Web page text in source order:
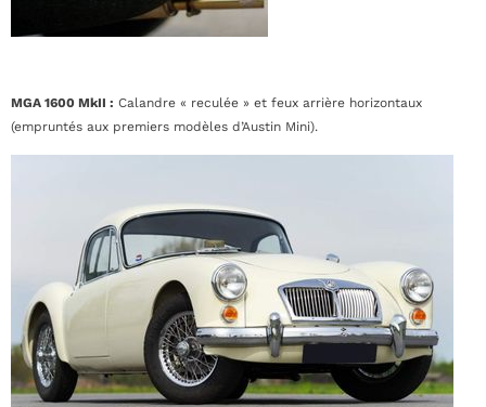
MGA 1600 MkII : Calandre « reculée » et feux arrière horizontaux
(empruntés aux premiers modèles d’Austin Mini).